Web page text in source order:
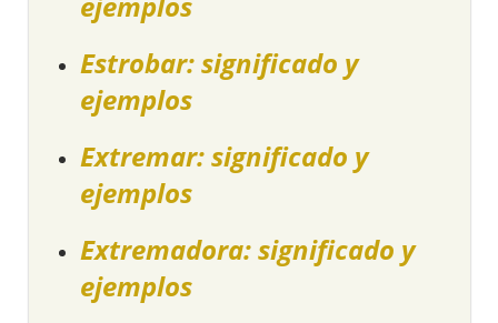
Estrobar: significado y
ejemplos
Extremar: significado y
ejemplos
Extremadora: significado y
ejemplos